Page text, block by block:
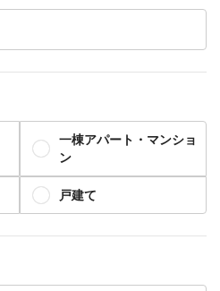
一棟アパート・マンショ
ン
戸建て